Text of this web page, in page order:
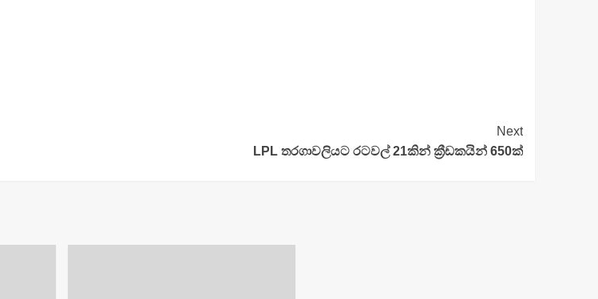
Next
LPL තරගාවලියට රටවල් 21කින් ක්‍රීඩකයින් 650ක්